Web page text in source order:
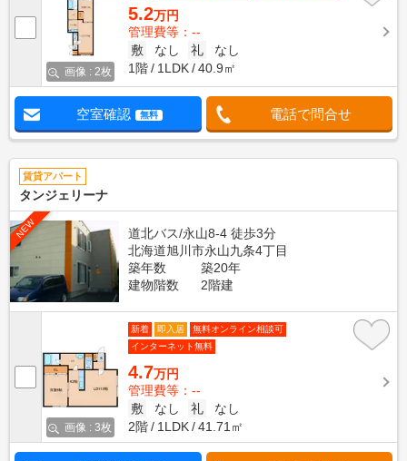
画像 : 2枚
5.2万円
管理費等：--
敷
なし 礼
なし
1階
1LDK 40.9㎡
空室確認 無料 電話で問合せ
賃貸アパート
タンジェリーナ
NEW
道北バス/永山8-4 徒歩3分
北海道旭川市永山九条4丁目
築年数
築20年
建物階数
2階建
画像 : 3枚
新着 即入居
無料オンライン相談可
インターネット無料
4.7万円
管理費等：--
敷
なし 礼
なし
2階
1LDK 41.71㎡